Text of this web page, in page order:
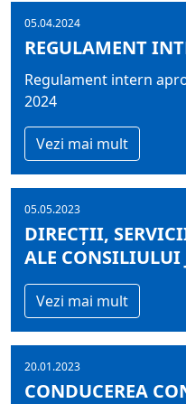
05.04.2024
REGULAMENT
Regulament intern
2024
Vezi mai mult
05.05.2023
DIRECŢII,
ALE CONSILIULUI
Vezi mai mult
20.01.2023
CONDUCEREA